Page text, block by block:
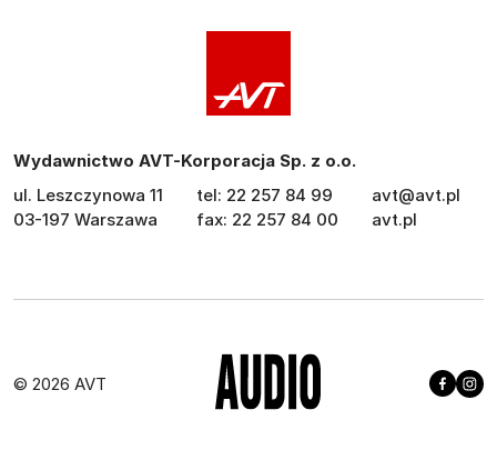
Wydawnictwo AVT-Korporacja Sp. z o.o.
ul. Leszczynowa 11
03-197 Warszawa
tel: 22 257 84 99
fax: 22 257 84 00
avt@avt.pl
avt.pl
© 2026 AVT